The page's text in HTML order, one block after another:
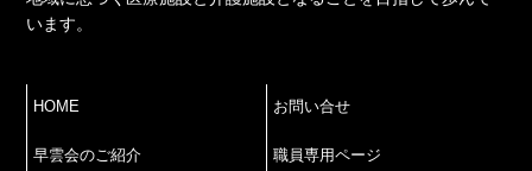
います。
HOME
早雲会のご紹介
お問い合せ
職員専用ページ